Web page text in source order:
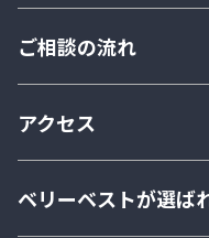
ご相談の流れ
アクセス
ベリーベストが選ば